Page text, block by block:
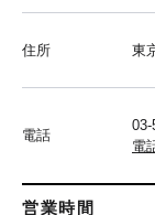
住所 東
電話
03-
電
営業時間